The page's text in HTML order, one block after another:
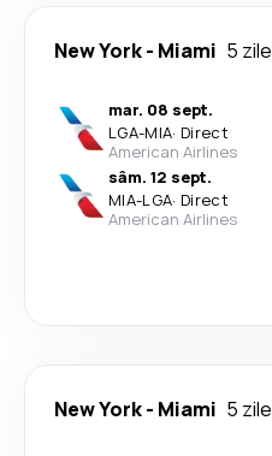
New York- Miami 5 zile
mar. 08 sept.
LGA-MIA· Direct
American Airlines
sâm. 12 sept.
MIA-LGA· Direct
American Airlines
New York- Miami 5 zile